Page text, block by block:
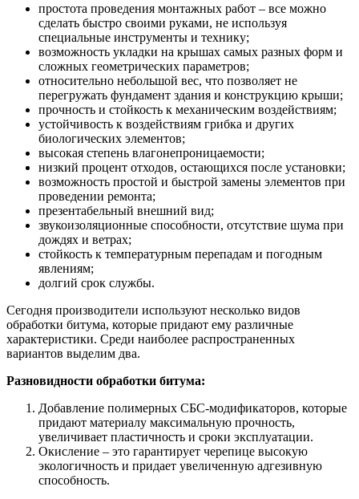
простота проведения монтажных работ – все можно
сделать быстро своими руками, не используя
специальные инструменты и технику;
возможность укладки на крышах самых разных форм и
сложных геометрических параметров;
относительно небольшой вес, что позволяет не
перегружать фундамент здания и конструкцию крыши;
прочность и стойкость к механическим воздействиям;
устойчивость к воздействиям грибка и других
биологических элементов;
высокая степень влагонепроницаемости;
низкий процент отходов, остающихся после установки;
возможность простой и быстрой замены элементов при
проведении ремонта;
презентабельный внешний вид;
звукоизоляционные способности, отсутствие шума при
дождях и ветрах;
стойкость к температурным перепадам и погодным
явлениям;
долгий срок службы.
Сегодня производители используют несколько видов
обработки битума, которые придают ему различные
характеристики. Среди наиболее распространенных
вариантов выделим два.
Разновидности обработки битума:
Добавление полимерных СБС-модификаторов, которые
придают материалу максимальную прочность,
увеличивает пластичность и сроки эксплуатации.
Окисление – это гарантирует черепице высокую
экологичность и придает увеличенную адгезивную
способность.